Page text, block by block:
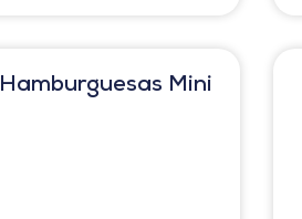
Hamburguesas Mini